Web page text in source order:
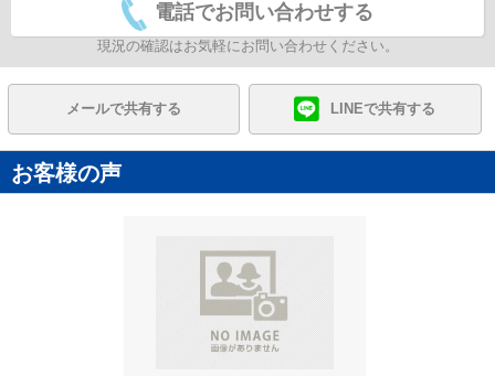
電話でお問い合わせする
現況の確認はお気軽にお問い合わせください。
メールで共有する LINEで共有する
お客様の声